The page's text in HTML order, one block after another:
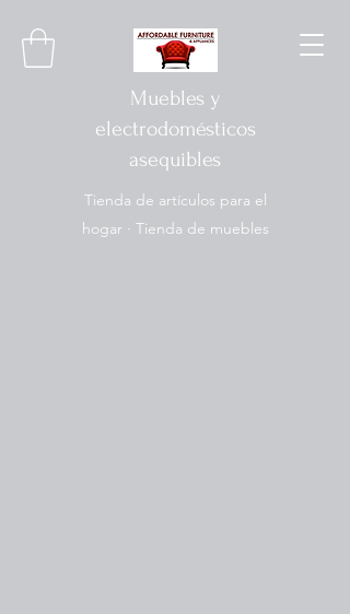
Muebles y
electrodomésticos
asequibles
Tienda de artículos para el
hogar · Tienda de muebles